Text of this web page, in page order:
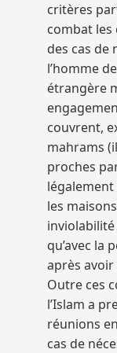
critères
combat les
des cas de
l’homme
étrangère
couvrent,
mahrams
proches
légalement
les
inviolabilité
qu’avec la
après avoir
Outre ces
l’Islam a
réunions
cas de